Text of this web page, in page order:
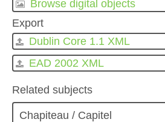
Browse digital objects
Export
Dublin Core 1.1 XML
EAD 2002 XML
Related subjects
Chapiteau / Capitel